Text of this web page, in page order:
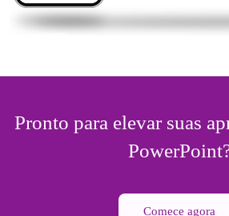
Pronto para elevar suas
Comece agora